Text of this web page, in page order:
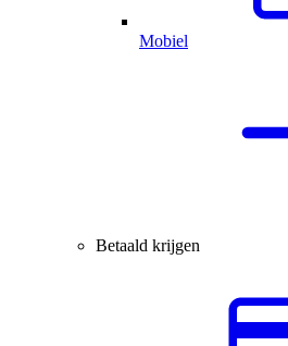
Mobiel
Betaald krijgen